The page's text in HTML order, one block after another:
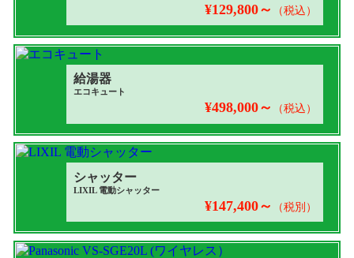
¥129,800～ （税込）
給湯器
エコキュート
¥498,000～ （税込）
シャッター
LIXIL 電動シャッター
¥147,400～ （税別）